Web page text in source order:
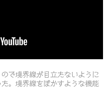
で境界線が目立たないように
。境界線をぼかすような機能